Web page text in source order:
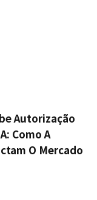
Autorização
Como A
O Mercado